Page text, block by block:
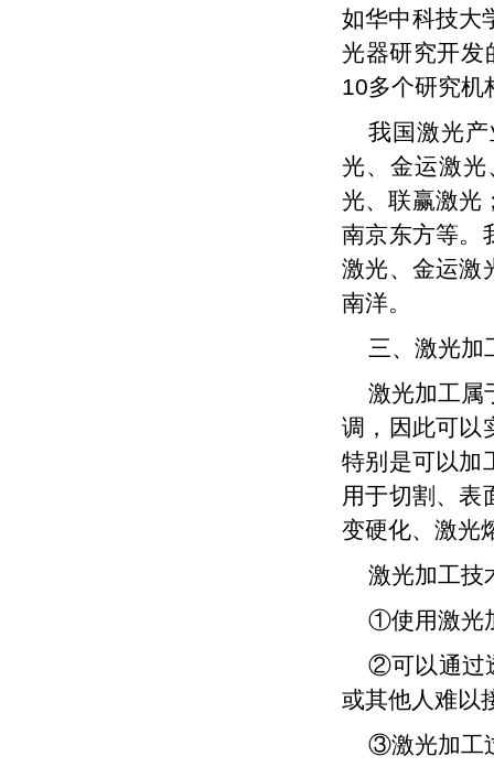
如华中科技大
光器研究开发
10多个研究机
我国激光
光、金运激光
光、联赢激
南京东方等。
激光、金运激
南洋。
三、激光加
激光加工属
调，因此可以
特别是可以加
用于切割、表
变硬化、激光
激光加工技
①使用激光
②可以通过
或其他人难以
③激光加工